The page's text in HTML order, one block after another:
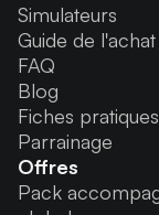
Simulateurs
Guide de l'achat
FAQ
Blog
Fiches pratiques
Parrainage
Offres
Pack